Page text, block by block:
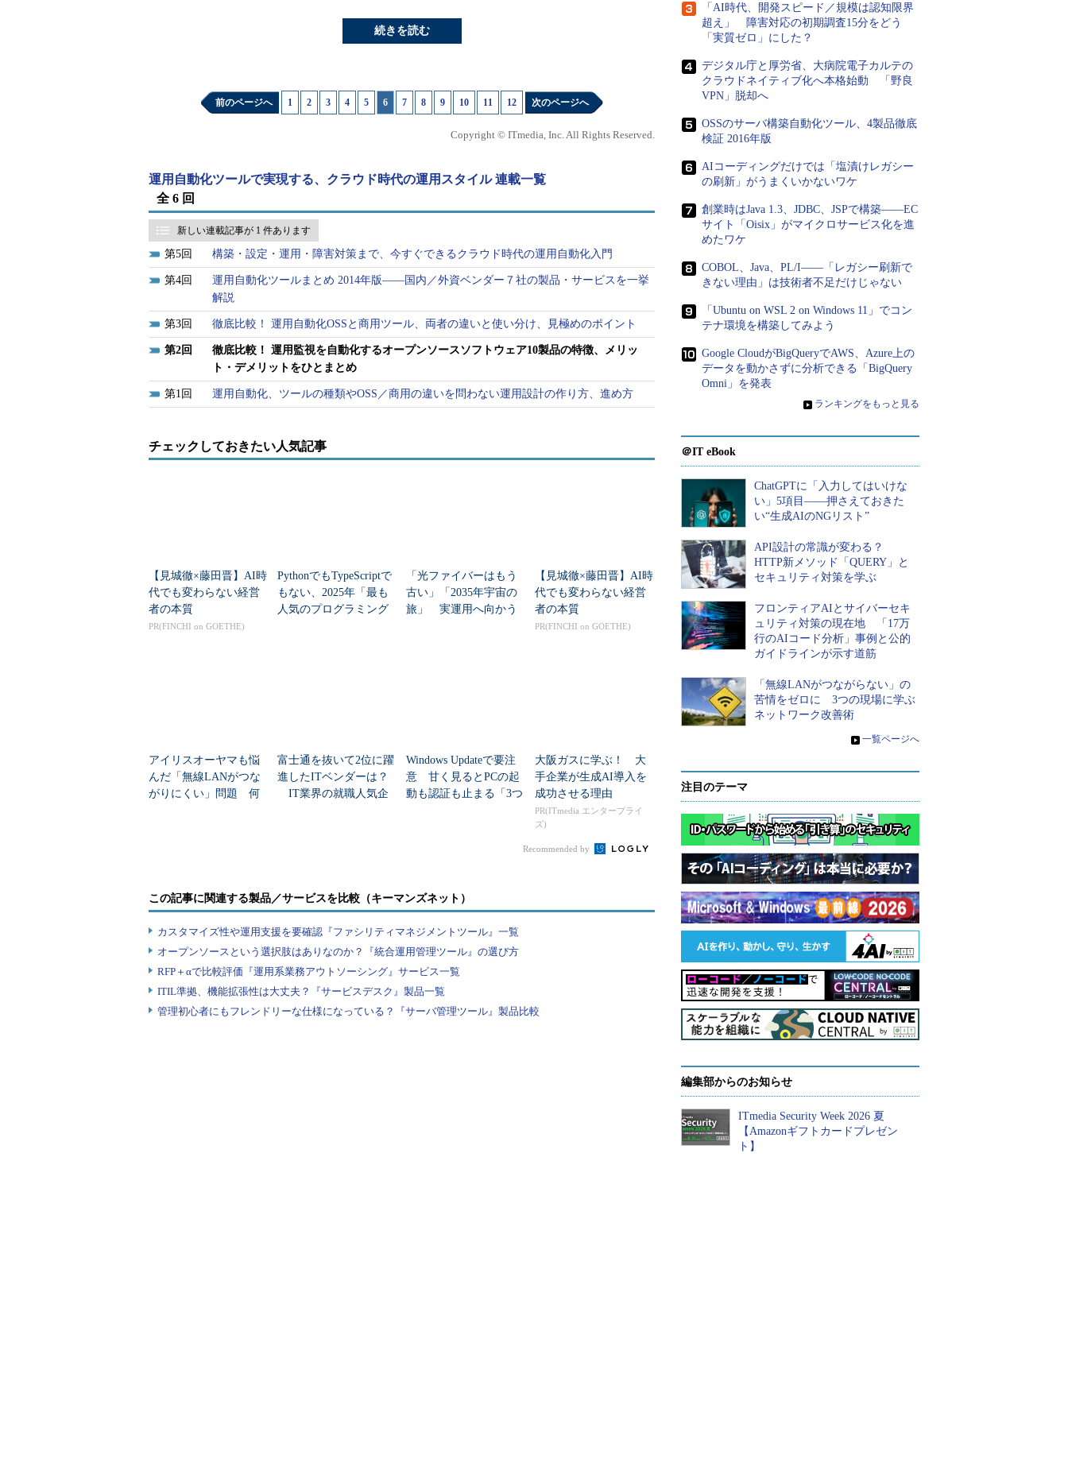
Consulは機能的にはサーバーとエージェントの構成となっているが、実行モジュールは
インストーラーはLinux／Windows／Mac OS X版が提供されている。起動時のオプショ
ンの指定によってサーバーとして動作するか、エージェントとして動作するかの切り替
Linuxのみだが、Chefを利用し、 CookbookからConsulインストール用のChefレシピ
用してインストールを行うと、自動起動のスクリプトが同時に生成される。
Consulはインストールされたサーバー内のサービスを検出し、自動的に監視対象に追加
してくれる。検出されたサービスの情報はHTTP APIで各クライアントノードからJSON形
式のデータとして取得し、KVS（Key/Value Storage）に格納する。その取得された情報を
基にして、サーバー自体やサービスの稼働状態を監視することが可能となる。監視設定
自体もJSON形式のファイルをフォルダーに格納し、サーバーサービスの起動時に[-
config-file]オプションで指定することで監視を行うことができる。登録されたクライアン
トノードや監視対象、検知された障害はブラウザー経由で参照できる。
メッセージング機能はSerfのライブラリが利用され、Serf同様にGossipプロトコルが利
回は残念ながらそこまでの検証は行えていない）。
優位性と劣位性
続きを読む
前のページへ 1 2 3 4 5 6 7 8 9 10 11 12 次のページへ
Copyright © ITmedia, Inc. All Rights Reserved.
運用自動化ツールで実現する、クラウド時代の運用スタイル 連載一覧
全 6 回
新しい連載記事が 1 件あります
5 構築・設定・運用・障害対策まで、今すぐできるクラウド時代の運用自動化入門
4
運用自動化ツールまとめ 2014年版――国内／外資ベンダー７社の製品・サービスを一挙
解説
3 徹底比較！ 運用自動化OSSと商用ツール、両者の違いと使い分け、見極めのポイント
2
徹底比較！ 運用監視を自動化するオープンソースソフトウェア10製品の特徴、メリッ
ト・デメリットをひとまとめ
1 運用自動化、ツールの種類やOSS／商用の違いを問わない運用設計の作り方、進め方
チェックしておきたい人気記事
【見城徹×藤田晋】AI時
代でも変わらない経営
者の本質
PR(FINCHI on GOETHE)
PythonでもTypeScriptで
もない、2025年「最も
人気のプログラミング
「光ファイバーはもう
古い」「2035年宇宙の
旅」 実運用へ向かう
【見城徹×藤田晋】AI時
代でも変わらない経営
者の本質
PR(FINCHI on GOETHE)
アイリスオーヤマも悩
んだ「無線LANがつな
がりにくい」問題 何
富士通を抜いて2位に躍
進したITベンダーは？
IT業界の就職人気企
Windows Updateで要注
意 甘く見るとPCの起
動も認証も止まる「3つ
大阪ガスに学ぶ！ 大
手企業が生成AI導入を
成功させる理由
PR(ITmedia エンタープライ
ズ)
Recommended by
この記事に関連する製品／サービスを比較（キーマンズネット）
カスタマイズ性や運用支援を要確認『ファシリティマネジメントツール』一覧
オープンソースという選択肢はありなのか？『統合運用管理ツール』の選び方
RFP＋αで比較評価『運用系業務アウトソーシング』サービス一覧
ITIL準拠、機能拡張性は大丈夫？『サービスデスク』製品一覧
管理初心者にもフレンドリーな仕様になっている？『サーバ管理ツール』製品比較
「AI時代、開発スピード／規模は認知限界
超え」 障害対応の初期調査15分をどう
「実質ゼロ」にした？
デジタル庁と厚労省、大病院電子カルテの
クラウドネイティブ化へ本格始動 「野良
VPN」脱却へ
OSSのサーバ構築自動化ツール、4製品徹底
検証 2016年版
AIコーディングだけでは「塩漬けレガシー
の刷新」がうまくいかないワケ
創業時はJava 1.3、JDBC、JSPで構築――EC
サイト「Oisix」がマイクロサービス化を進
めたワケ
COBOL、Java、PL/I――「レガシー刷新で
きない理由」は技術者不足だけじゃない
「Ubuntu on WSL 2 on Windows 11」でコン
テナ環境を構築してみよう
Google CloudがBigQueryでAWS、Azure上の
データを動かさずに分析できる「BigQuery
Omni」を発表
» ランキングをもっと見る
＠IT eBook
ChatGPTに「入力してはいけな
い」5項目――押さえておきた
い“生成AIのNGリスト”
API設計の常識が変わる？
HTTP新メソッド「QUERY」と
セキュリティ対策を学ぶ
フロンティアAIとサイバーセキ
ュリティ対策の現在地 「17万
行のAIコード分析」事例と公的
ガイドラインが示す道筋
「無線LANがつながらない」の
苦情をゼロに 3つの現場に学ぶ
ネットワーク改善術
» 一覧ページへ
注目のテーマ
編集部からのお知らせ
ITmedia Security Week 2026 夏
【Amazonギフトカードプレゼン
ト】